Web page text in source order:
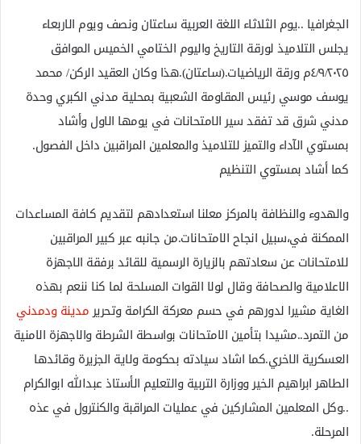
الجغرافيا ..يوم الثلاثاء اللغة العربية ساعتان ونصف ويوم الاربعاء
يجلس التلاميذ لورقة التاريخ واليوم الختامي الخميس الموافق
٤/٩/٢٠٢٥م ورقة الرياضيات.(ساعتان).هذا وكان العقيد الركن/ محمد
يوسف موسي رئيس المقاومة الشعبية بمحلية مدني الكبري وحدة
مدني شرق قد تفقد سير الامتحانات في يومها الاول وأشاد
بمستوي الآداء والتميز للتلاميذ والمعلمين المراقبين داخل الفصول.
كما أشاد بمستوي التنظيم
والهدوء والنظافة بالمركز معلنا استعدادهم لتقديم كافة المساعدات
الممكنة في،سبيل انجاح الامتحانات.من جانبه عبر كبير المراقبين
للامتحانات عن سعادتهم بالزيارة الرسمية للقائد برفقة الاجهزة
الاعلامية والصحافة وقال لولا القوات المسلحة لما كنا ننعم بهذه
الغاية مشيرا لدورهم في حسم معركة الكرامة وتحريرمدينة ودمدني
من التمرد..مشيدا بتأمين الامتحانات بواسطة الشرطة والاجهزة الامنية
العسكرية الاخري.كما اشاد سيادته بحكومة ولاية الجزيرة وقائدها
الطاهر ابراهيم الخير ووزارة التربية والتعليم الأستاذ عبدالله ابوالكرام
..وكل المعلمين المشاركين في عمليات المراقبة والكنترول في عذه
المرحلة.